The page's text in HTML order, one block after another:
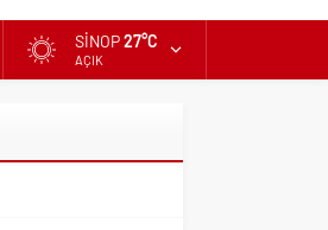
SINOP27°C
AÇIK